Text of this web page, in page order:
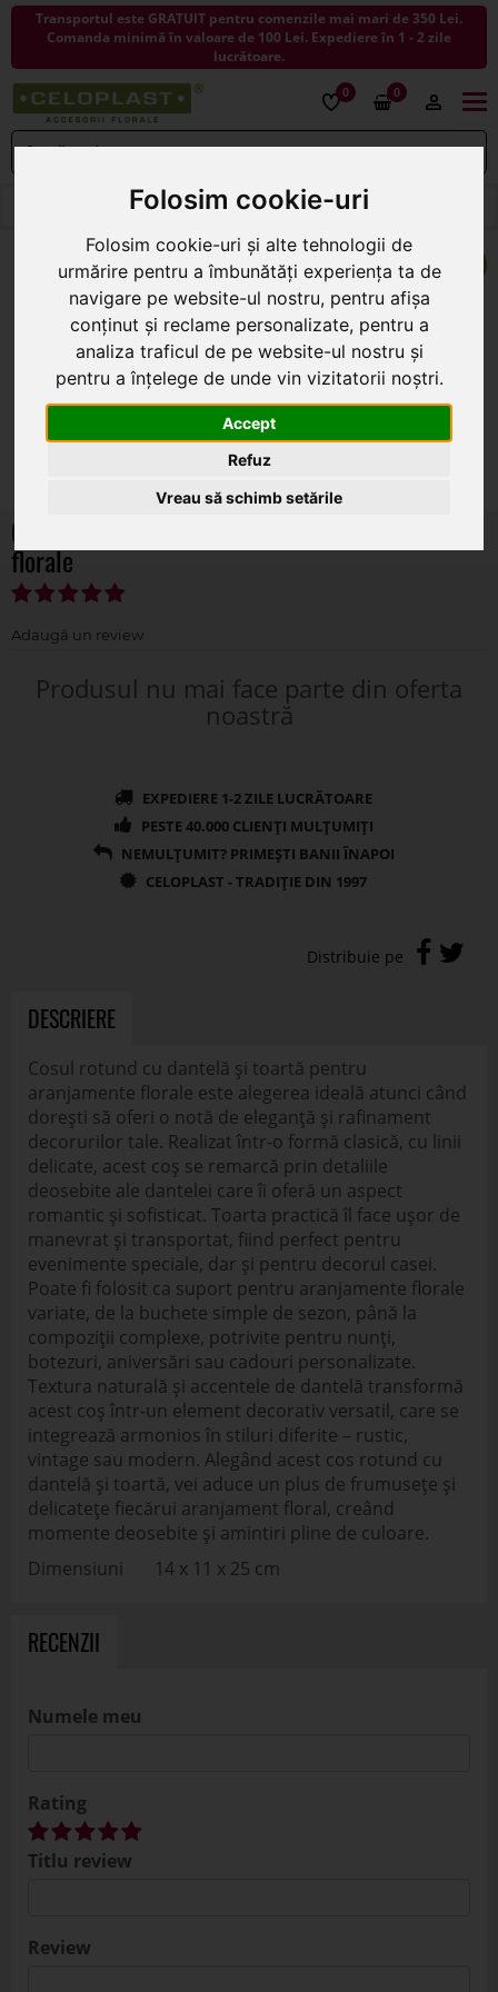
Folosim cookie-uri
Folosim cookie-uri și alte tehnologii de
urmărire pentru a îmbunătăți experiența ta de
navigare pe website-ul nostru, pentru afișa
conținut și reclame personalizate, pentru a
analiza traficul de pe website-ul nostru și
pentru a înțelege de unde vin vizitatorii noștri.
Accept
Refuz
Vreau să schimb setările
Transportul este GRATUIT pentru comenzile mai mari de 350 Lei.
Comanda minimă în valoare de 100 Lei. Expediere în 1 - 2 zile
lucrătoare.
0 0
< ÎNAPOI LA COSURI
Cos rotund+dantela+toarta pentru aranjamente
florale
Produsul nu mai face parte din oferta
noastră
DESCRIERE
Cosul rotund cu dantelă și toartă pentru
aranjamente florale este alegerea ideală atunci când
dorești să oferi o notă de eleganță și rafinament
decorurilor tale. Realizat într-o formă clasică, cu linii
delicate, acest coș se remarcă prin detaliile
deosebite ale dantelei care îi oferă un aspect
romantic și sofisticat. Toarta practică îl face ușor de
manevrat și transportat, fiind perfect pentru
evenimente speciale, dar și pentru decorul casei.
Poate fi folosit ca suport pentru aranjamente florale
variate, de la buchete simple de sezon, până la
compoziții complexe, potrivite pentru nunți,
botezuri, aniversări sau cadouri personalizate.
Textura naturală și accentele de dantelă transformă
acest coș într-un element decorativ versatil, care se
integrează armonios în stiluri diferite – rustic,
vintage sau modern. Alegând acest cos rotund cu
dantelă și toartă, vei aduce un plus de frumusețe și
delicatețe fiecărui aranjament floral, creând
momente deosebite și amintiri pline de culoare.
Dimensiuni 14 x 11 x 25 cm
RECENZII
Numele meu
Rating
Titlu review
Review